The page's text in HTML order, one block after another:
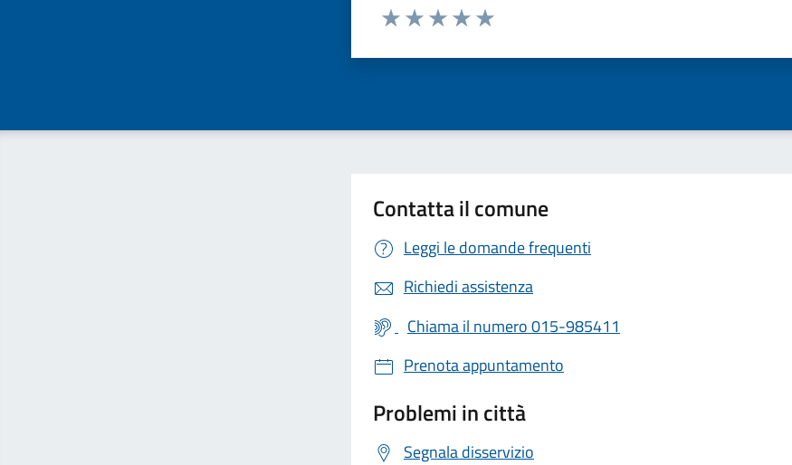
Valuta da 1 a 5 stelle la pagina
Contatta il comune
Leggi le domande frequenti
Richiedi assistenza
Chiama il numero 015-985411
Prenota appuntamento
Problemi in città
Segnala disservizio